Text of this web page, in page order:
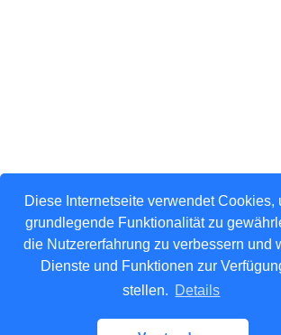
Diese Internetseite verwendet Cookies,
grundlegende Funktionalität zu
die Nutzererfahrung zu verbessern und
Dienste und Funktionen zur
stellen. Details